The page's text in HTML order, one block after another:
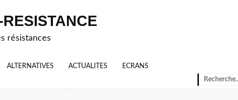
résistances
ALTERNATIVES ACTUALITES ECRANS